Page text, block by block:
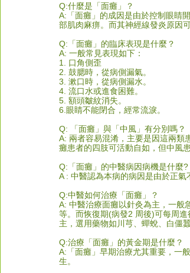
Q:什麼是「面癱」？
A:「面癱」的成因是由於控制眼睛
部肌肉麻痹。而其神經線發炎原因
Q:「面癱」的臨床表現是什麼？
A: 一般常見表現如下：
1. 口角側歪
2. 鼓腮時，從病側漏氣。
3. 漱口時，從病側漏水。
4. 流口水或進食困難。
5. 額頭皺紋消失。
6.眼睛不能閉合，經常流淚。
Q: 「面癱」與「中風」有分別嗎？
A: 兩者容易混淆，主要是因這兩類
癱患者的四肢可活動自如，但中風
Q:「面癱」的中醫病因病機是什麼?
A : 中醫認為本病的病因是由於正氣
Q:中醫如何治療「面癱」？
A: 中醫治療面癱以針灸為主，一般
等。而恢復期(病發2 周後)可每周
主，選用藥物如川芎、蟬蛻、白僵
Q:治療「面癱」的黃金期是什麼？
A:「面癱」早期治療尤其重要，一
生。